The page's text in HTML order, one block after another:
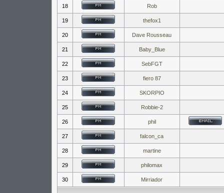
18 Rob
19 thefox1
20 Dave Rousseau
21 Baby_Blue
22 SebFGT
23 fiero 87
24 SKORPIO
25 Robbie-2
26 phil
27 falcon_ca
28 martine
29 philomax
30 Mirriador